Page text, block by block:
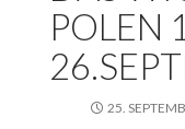
POLEN
25.